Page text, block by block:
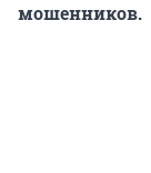
мошенников.